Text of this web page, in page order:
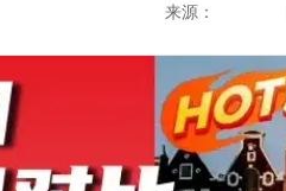
来源：